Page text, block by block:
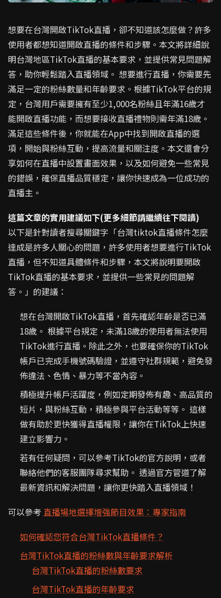
想要在台灣開啟TikTok直播，卻不知道該怎麼做？許多
使用者都想知道開啟直播的條件和步驟。本文將詳細說
明台灣地區TikTok直播的基本要求，並提供常見問題解
答，助你輕鬆踏入直播領域。 想要進行直播，你需要先
滿足一定的粉絲數量和年齡要求。根據TikTok平台的規
定，台灣用戶需要擁有至少1,000名粉絲且年滿16歲才
能開啟直播功能，而想要接收直播禮物則需年滿18歲。
滿足這些條件後，你就能在App中找到開啟直播的選
項，開始與粉絲互動，提高流量和關注度。本文還會分
享如何在直播中設置畫面效果，以及如何避免一些常見
的錯誤，確保直播品質穩定，讓你快速成為一位成功的
直播主。
這篇文章的實用建議如下(更多細節請繼續往下閱讀)
以下是針對讀者搜尋關鍵字「台灣tiktok直播條件怎麼
達成是許多人關心的問題，許多使用者想要進行TikTok
直播，但不知道具體條件和步驟，本文將說明要開啟
TikTok直播的基本要求，並提供一些常見的問題解
答。」的建議：
想在台灣開啟TikTok直播，首先確認年齡是否已滿
18歲。 根據平台規定，未滿18歲的使用者無法使用
TikTok進行直播。除此之外，也要確保你的TikTok
帳戶已完成手機號碼驗證，並遵守社群規範，避免發
佈違法、色情、暴力等不當內容。
積極提升帳戶活躍度，例如定期發佈有趣、高品質的
短片，與粉絲互動，積極參與平台活動等等。 這樣
做有助於更快獲得直播權限，讓你在TikTok上快速
建立影響力。
若有任何疑問，可以參考TikTok的官方說明，或者
聯絡他們的客服團隊尋求幫助。 透過官方管道了解
最新資訊和解決問題，讓你更快踏入直播領域！
可以參考 直播場地選擇增強節目效果：專家指南
如何確認您符合台灣TikTok直播條件？
台灣TikTok直播的粉絲數與年齡要求解析
台灣TikTok直播的粉絲數要求
台灣TikTok直播的年齡要求